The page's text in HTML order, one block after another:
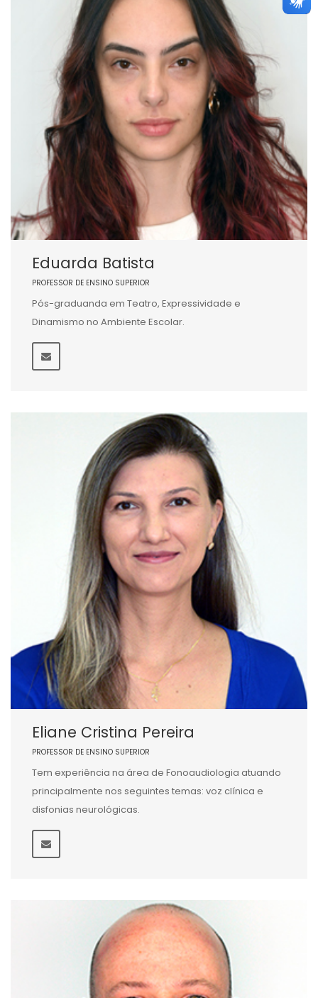
Eduarda Batista
PROFESSOR DE ENSINO SUPERIOR
Pós-graduanda em Teatro, Expressividade e
Dinamismo no Ambiente Escolar.
Eliane Cristina Pereira
PROFESSOR DE ENSINO SUPERIOR
Tem experiência na área de Fonoaudiologia atuando
principalmente nos seguintes temas: voz clínica e
disfonias neurológicas.